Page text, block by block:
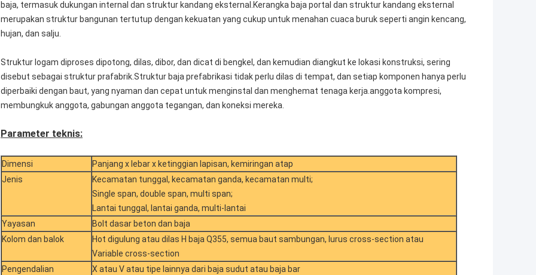
baja, termasuk dukungan internal dan struktur kandang eksternal.Kerangka baja portal dan struktur kandang eksternal
merupakan struktur bangunan tertutup dengan kekuatan yang cukup untuk menahan cuaca buruk seperti angin kencang,
hujan, dan salju.
Struktur logam diproses dipotong, dilas, dibor, dan dicat di bengkel, dan kemudian diangkut ke lokasi konstruksi, sering
disebut sebagai struktur prafabrik.Struktur baja prefabrikasi tidak perlu dilas di tempat, dan setiap komponen hanya perlu
diperbaiki dengan baut, yang nyaman dan cepat untuk menginstal dan menghemat tenaga kerja.anggota kompresi,
membungkuk anggota, gabungan anggota tegangan, dan koneksi mereka.
Parameter teknis:
Dimensi
Panjang x lebar x ketinggian lapisan, kemiringan atap
Jenis
Kecamatan tunggal, kecamatan ganda, kecamatan multi;
Single span, double span, multi span;
Lantai tunggal, lantai ganda, multi-lantai
Yayasan
Bolt dasar beton dan baja
Kolom dan balok
Hot digulung atau dilas H baja Q355, semua baut sambungan, lurus cross-section atau
Variable cross-section
Pengendalian
X atau V atau tipe lainnya dari baja sudut atau baja bar